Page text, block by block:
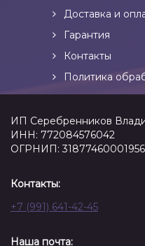
Доставка и
Гарантия
Контакты
Политика
ИП Серебренников
ИНН: 772084576042
ОГРНИП:
Контакты:
+7 (991) 641-42-45
Наша почта: